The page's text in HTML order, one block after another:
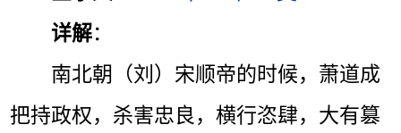
详解：
南北朝（刘）宋顺帝的时候，萧道成
把持政权，杀害忠良，横行恣肆，大有篡